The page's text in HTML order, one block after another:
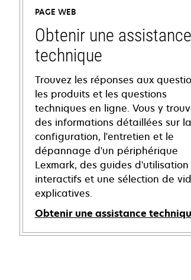
PAGE WEB
Obtenir une assistance
technique
Trouvez les réponses aux
les produits et les questions
techniques en ligne. Vous y
des informations détaillées sur la
configuration, l'entretien et le
dépannage d'un périphérique
Lexmark, des guides d'utilisation
interactifs et une sélection de
explicatives.
Obtenir une assistance
s’ouvre